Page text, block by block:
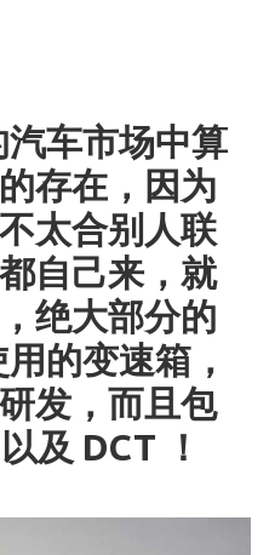
车市场中算
存在，因为
太合别人联
自己来，就
绝大部分的
的变速箱，
发，而且包
及 DCT ！